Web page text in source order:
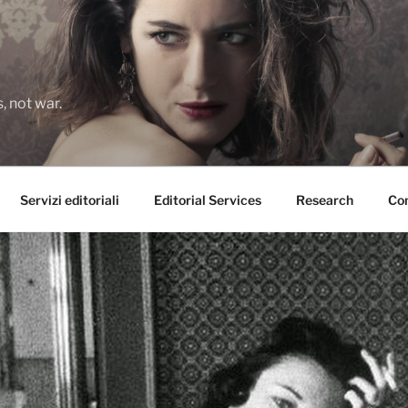
not war.
Servizi editoriali Editorial Services Research